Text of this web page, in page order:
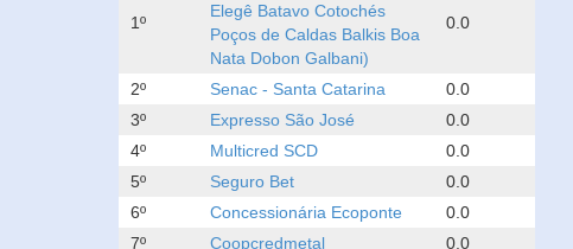
1º
Elegê Batavo Cotochés
Poços de Caldas Balkis Boa
Nata Dobon Galbani)
0.0
2º Senac - Santa Catarina
0.0
3º
Expresso São José
0.0
4º
Multicred SCD
0.0
5º
Seguro Bet
0.0
6º
Concessionária Ecoponte
0.0
7º
Coopcredmetal
0.0